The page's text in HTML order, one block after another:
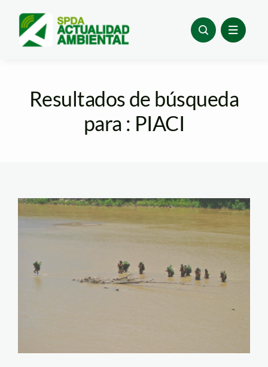
content
Resultados de búsqueda
para : PIACI
PIACI-SPDA-LEY (1)